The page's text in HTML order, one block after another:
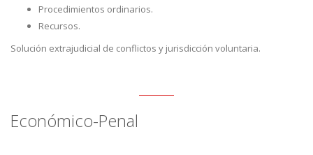
Procedimientos ordinarios.
Recursos.
Solución extrajudicial de conflictos y jurisdicción voluntaria.
Económico-Penal